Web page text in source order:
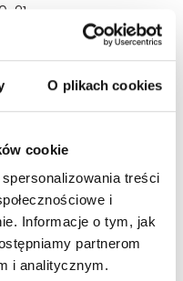
O plikach cookies
cookie
treści
i
Informacje o tym, jak
partnerom
i analitycznym.
21
mm
NAUKA. TO